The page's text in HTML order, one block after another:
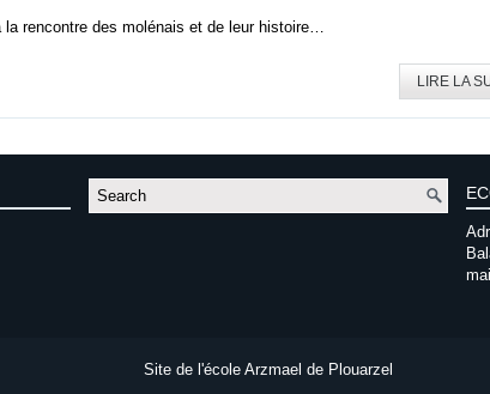
la rencontre des molénais et de leur histoire…
LIRE LA
Site de l'école Arzmael de Plouarzel